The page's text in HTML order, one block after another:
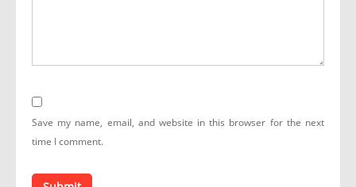
Save my name, email, and website in this browser for the next
time I comment.